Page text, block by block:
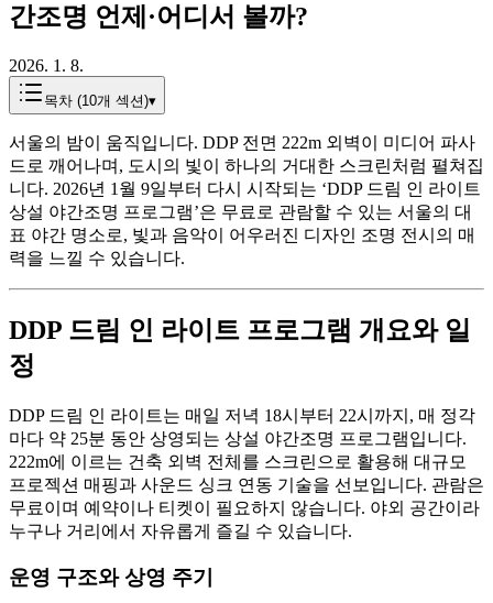
간조명 언제·어디서 볼까?
2026. 1. 8.
목차 (10개 섹션)▾
서울의 밤이 움직입니다. DDP 전면 222m 외벽이 미디어 파사
드로 깨어나며, 도시의 빛이 하나의 거대한 스크린처럼 펼쳐집
니다. 2026년 1월 9일부터 다시 시작되는 ‘DDP 드림 인 라이트
상설 야간조명 프로그램’은 무료로 관람할 수 있는 서울의 대
표 야간 명소로, 빛과 음악이 어우러진 디자인 조명 전시의 매
력을 느낄 수 있습니다.
DDP 드림 인 라이트 프로그램 개요와 일
정
DDP 드림 인 라이트는 매일 저녁 18시부터 22시까지, 매 정각
마다 약 25분 동안 상영되는 상설 야간조명 프로그램입니다.
222m에 이르는 건축 외벽 전체를 스크린으로 활용해 대규모
프로젝션 매핑과 사운드 싱크 연동 기술을 선보입니다. 관람은
무료이며 예약이나 티켓이 필요하지 않습니다. 야외 공간이라
누구나 거리에서 자유롭게 즐길 수 있습니다.
운영 구조와 상영 주기